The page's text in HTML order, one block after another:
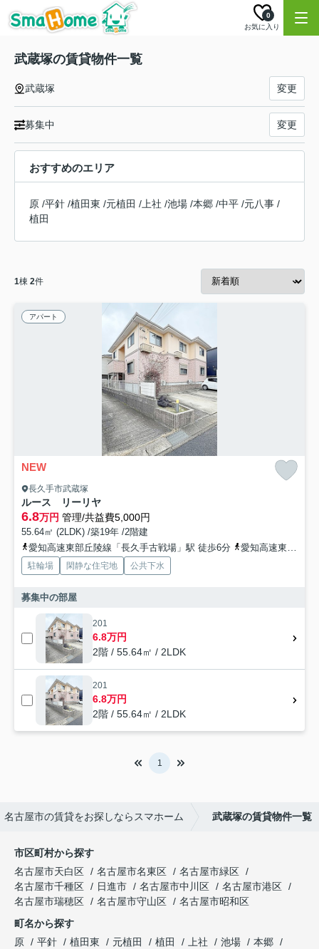
お気に入り
0
武蔵塚の賃貸物件一覧
武蔵塚 変更
募集中 変更
おすすめのエリア
原 /平針 /植田東 /元植田 / 上社 /池場 /本郷 /中平 /元八事 /
植田
1棟 2件
アパート
NEW
長久手市武蔵塚
ルース リーリヤ
6.8万円 管理/共益費5,000円
55.64㎡ (2LDK) /築19年 /2階建
愛知高速東部丘陵線「長久手古戦場」駅 徒歩6分
愛知高速東部丘陵線「杁ヶ池公園」駅 徒歩12分
駐輪場 閑静な住宅地 公共下水
募集中の部屋
201
6.8万円
2階 / 55.64㎡ / 2LDK
201
6.8万円
2階 / 55.64㎡ / 2LDK
1
名古屋市の賃貸をお探しならスマホーム 武蔵塚の賃貸物件一覧
市区町村から探す
名古屋市天白区
名古屋市名東区
名古屋市緑区
名古屋市千種区
日進市 名古屋市中川区
名古屋市港区
名古屋市瑞穂区
名古屋市守山区
名古屋市昭和区
町名から探す
原
平針 植田東 元植田 植田 上社 池場
本郷